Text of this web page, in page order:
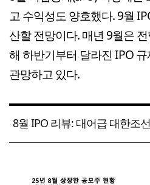
고 수익성도 양호했다. 9월
산할 전망이다. 매년 9월은
해 하반기부터 달라진 IPO
관망하고 있다.
8월 IPO 리뷰: 대어급 대한조